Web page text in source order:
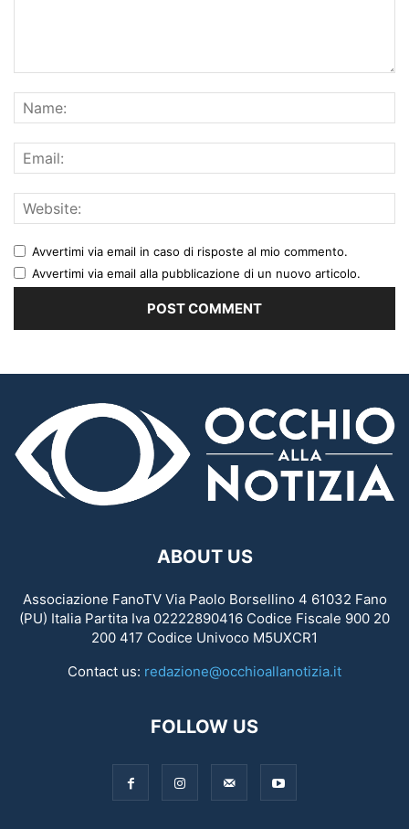
Avvertimi via email in caso di risposte al mio commento.
Avvertimi via email alla pubblicazione di un nuovo articolo.
ABOUT US
Associazione FanoTV Via Paolo Borsellino 4 61032 Fano
(PU) Italia Partita Iva 02222890416 Codice Fiscale 900 20
200 417 Codice Univoco M5UXCR1
Contact us: redazione@occhioallanotizia.it
FOLLOW US